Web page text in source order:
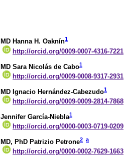
MD Hanna H. Oaknín1
http://orcid.org/0009-0007-4316-7221
MD Sara Nicolás de Cabo1
http://orcid.org/0009-0008-9317-2931
MD Ignacio Hernández-Cabezudo1
http://orcid.org/0009-0009-2814-7868
Jennifer García-Niebla1
http://orcid.org/0000-0003-0719-0209
MD, PhD Patrizio Petrone2 a
http://orcid.org/0000-0002-7629-1663